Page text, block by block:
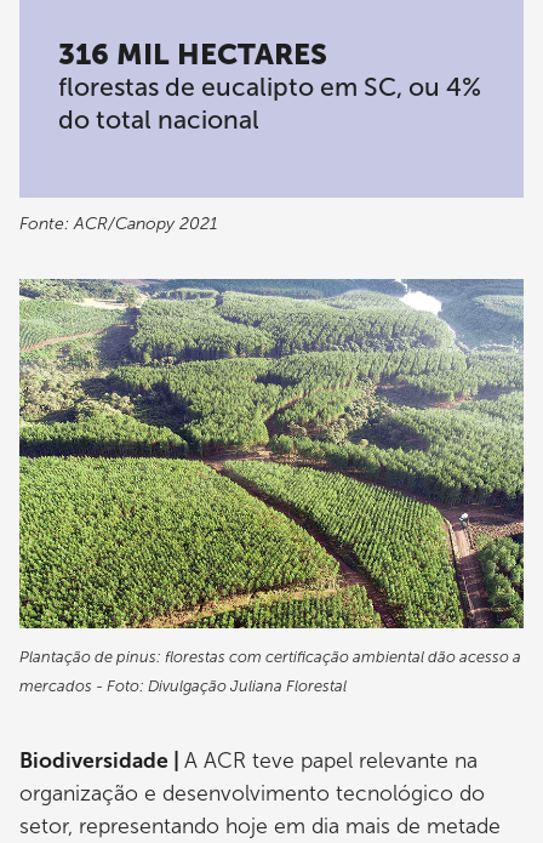
316 MIL HECTARES
florestas de eucalipto em SC, ou 4%
do total nacional
Fonte: ACR/Canopy 2021
Plantação de pinus: florestas com certificação ambiental dão acesso a
mercados - Foto: Divulgação Juliana Florestal
Biodiversidade | A ACR teve papel relevante na
organização e desenvolvimento tecnológico do
setor, representando hoje em dia mais de metade